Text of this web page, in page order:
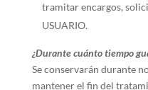
tramitar encargos,
USUARIO.
¿Durante cuánto tiempo
Se conservarán durante
mantener el fin del